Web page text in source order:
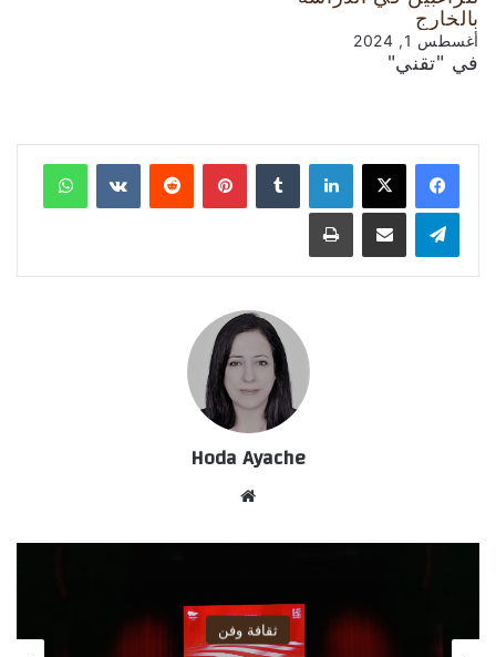
بالخارج
أغسطس 1, 2024
في "تقني"
لينكدإن بينتيريست
Hoda Ayache
الوي
ثقافة وفن